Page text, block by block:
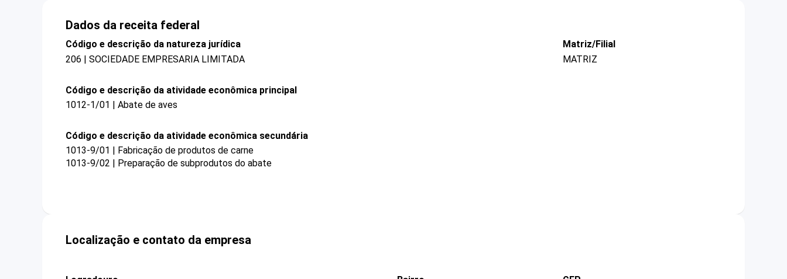
Dados da receita federal
Código e descrição da natureza jurídica
206 | SOCIEDADE EMPRESARIA LIMITADA
Matriz/Filial
MATRIZ
Código e descrição da atividade econômica principal
1012-1/01 | Abate de aves
Código e descrição da atividade econômica secundária
1013-9/01 | Fabricação de produtos de carne
1013-9/02 | Preparação de subprodutos do abate
Localização e contato da empresa